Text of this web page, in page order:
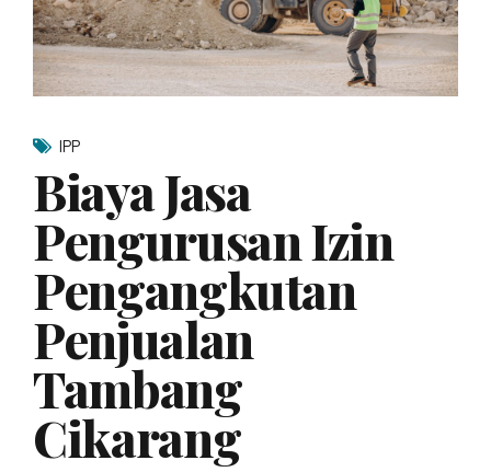
IPP
Biaya Jasa
Pengurusan Izin
Pengangkutan
Penjualan
Tambang
Cikarang